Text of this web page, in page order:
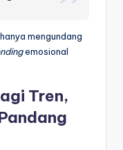
mengundang
emosional
Tren,